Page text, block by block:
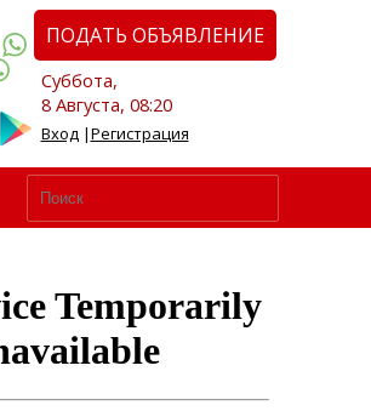
ПОДАТЬ ОБЪЯВЛЕНИЕ
Суббота,
8 Августа, 08:20
Вход|Регистрация